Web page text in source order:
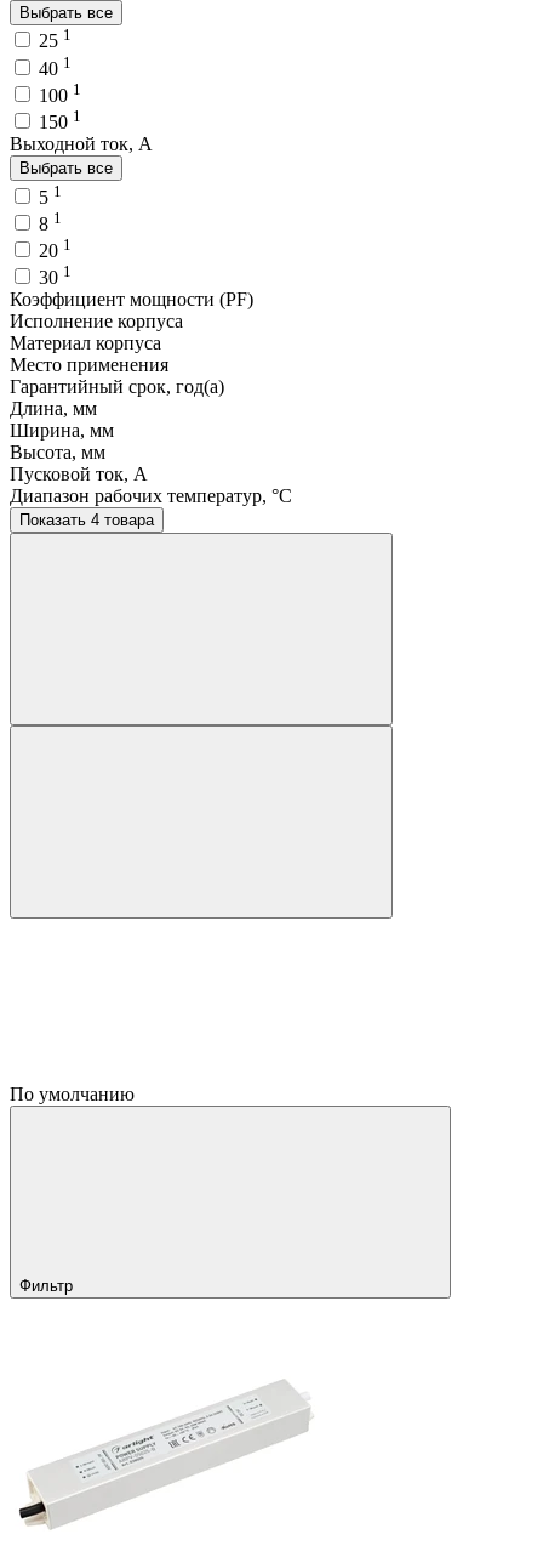
Выбрать все
25 1
40 1
100 1
150 1
Выходной ток, A
Выбрать все
5 1
8 1
20 1
30 1
Коэффициент мощности (PF)
Исполнение корпуса
Материал корпуса
Место применения
Гарантийный срок, год(а)
Длина, мм
Ширина, мм
Высота, мм
Пусковой ток, A
Диапазон рабочих температур, °C
Показать 4 товара
По умолчанию
Фильтр